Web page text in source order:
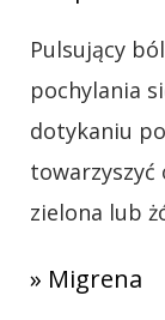
Pulsujący
pochylania
dotykaniu
towarzyszyć
zielona lub
» Migrena